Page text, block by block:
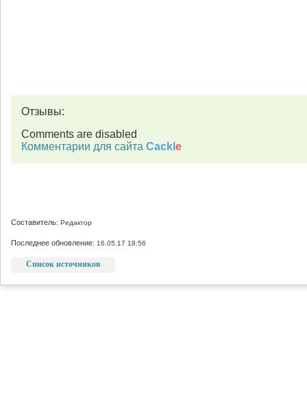
Отзывы:
Comments are disabled
Комментарии для сайта Cackl e
Составитель: Редактор
Последнее обновление: 16.05.17 18:56
Список источников